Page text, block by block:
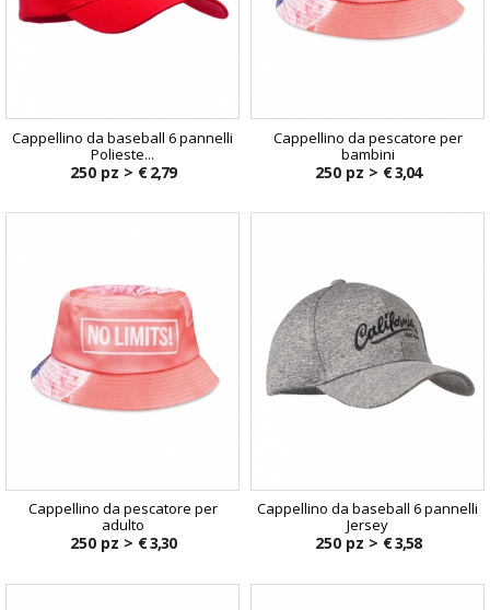
Cappellino da baseball 6 pannelli
Polieste...
250 pz > € 2,79
Cappellino da pescatore per
bambini
250 pz > € 3,04
Cappellino da pescatore per
adulto
250 pz > € 3,30
Cappellino da baseball 6 pannelli
Jersey
250 pz > € 3,58